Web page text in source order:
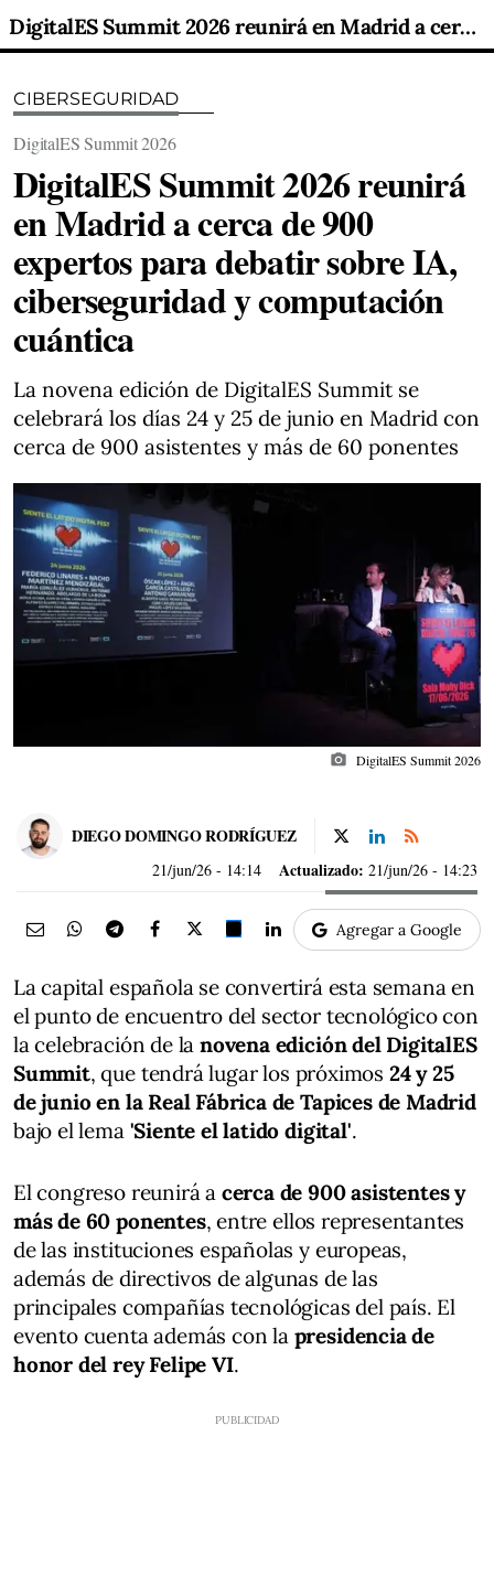
DigitalES Summit 2026 reunirá en Madrid a cerca de 900 expertos para debatir sobre IA, ciberseguridad y computación cuántica
CIBERSEGURIDAD
DigitalES Summit 2026
DigitalES Summit 2026 reunirá
en Madrid a cerca de 900
expertos para debatir sobre IA,
ciberseguridad y computación
cuántica
La novena edición de DigitalES Summit se
celebrará los días 24 y 25 de junio en Madrid con
cerca de 900 asistentes y más de 60 ponentes
photo_camera DigitalES Summit 2026
DIEGO DOMINGO RODRÍGUEZ
21/jun/26 - 14:14 Actualizado: 21/jun/26 - 14:23
Agregar a Google
La capital española se convertirá esta semana en
el punto de encuentro del sector tecnológico con
la celebración de lanovena edición del DigitalES
Summit, que tendrá lugar los próximos 24 y 25
de junio en la Real Fábrica de Tapices de Madrid
bajo el lema 'Siente el latido digital'.
El congreso reunirá a cerca de 900 asistentes y
más de 60 ponentes, entre ellos representantes
de las instituciones españolas y europeas,
además de directivos de algunas de las
principales compañías tecnológicas del país. El
evento cuenta además con la presidencia de
honor del rey Felipe VI.